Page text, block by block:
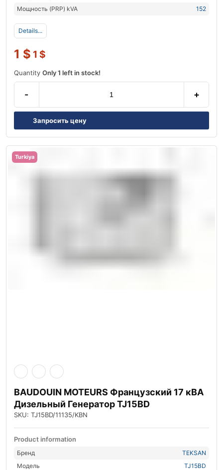
Мощность (PRP) kVA
152
Details...
1 $ 1 $
Quantity Only 1 left in stock!
- +
Запросить цену
Turkiya
BAUDOUIN MOTEURS Французский 17 кВА
Дизельный Генератор TJ15BD
SKU: TJ15BD/11135/KBN
Product information
Бренд
TEKSAN
Модель
TJ15BD